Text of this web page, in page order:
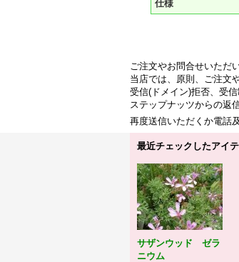
仕様
ご注文やお問合せいただ
当店では、原則、ご注文
受信(ドメイン)拒否、受
ステップナッツからの返
再度送信いただくか電話
最近チェックしたアイ
サザンウッド ゼラ
ニウム